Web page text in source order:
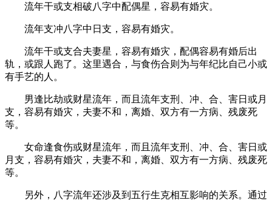
流年干或支相破八字中配偶星，容易有婚灾。
流年支冲八字中日支，容易有婚灾。
流年干或支合夫妻星，容易有婚灾，配偶容易有婚后出
轨，或跟人跑了。这里遇合，与食伤合则为与年纪比自己小或
有手艺的人。
男逢比劫或财星流年，而且流年支刑、冲、合、害日或月
支，容易有婚灾，夫妻不和，离婚、双方有一方病、残废死
等。
女命逢食伤或财星流年，而且流年支刑、冲、合、害日或
月支，容易有婚灾，夫妻不和，离婚、双方有一方病、残废死
等。
另外，八字流年还涉及到五行生克相互影响的关系。通过